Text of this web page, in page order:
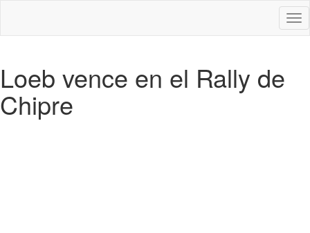
Loeb vence en el Rally de
Chipre